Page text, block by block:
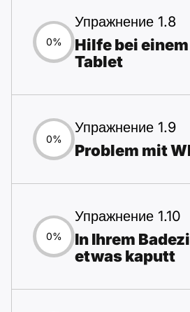
0%
Упражнение 1.8
Hilfe bei
Tablet
0%
Упражнение 1.9
Problem mit
0%
Упражнение 1.10
In Ihrem
etwas kaputt